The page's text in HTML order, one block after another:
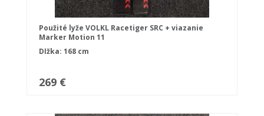
Použité lyže VOLKL Racetiger SRC + viazanie
Marker Motion 11
Dĺžka: 168 cm
269 €